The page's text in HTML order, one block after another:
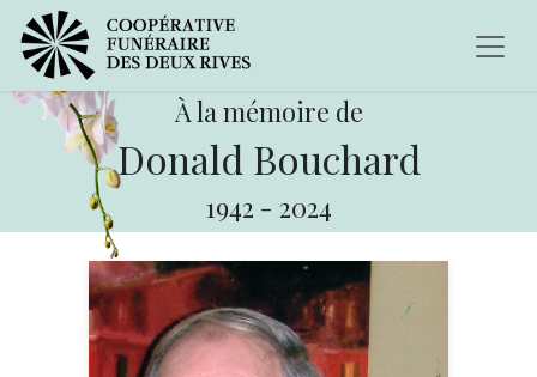
À la mémoire de
Donald Bouchard
1942 - 2024